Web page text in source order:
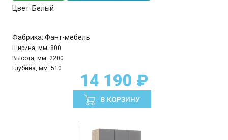
Цвет: Белый
Фабрика: Фант-мебель
Ширина, мм: 800
Высота, мм: 2200
Глубина, мм: 510
14 190 ₽
В КОРЗИНУ